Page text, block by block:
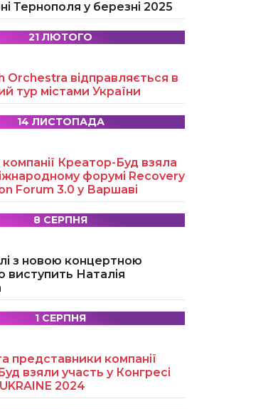
Тернополя у березні 2025
21 ЛЮТОГО
Orchestra відправляється в
тур містами України
14 ЛИСТОПАДА
Креатор-Буд взяла
форумі Recovery
Forum 3.0 у Варшаві
8 СЕРПНЯ
з новою концертною
виступить Наталія
1 СЕРПНЯ
представники компанії
взяли участь у Конгресі
2024